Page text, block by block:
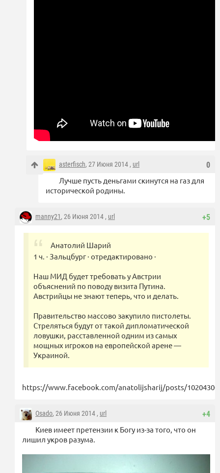
0
asterfisch, 27 Июня 2014 , url
Лучше пусть деньгами скинутся на газ для
исторической родины.
+5
manny21, 26 Июня 2014 , url
Анатолий Шарий
1 ч. · Зальцбург · отредактировано ·
Наш МИД будет требовать у Австрии
объяснений по поводу визита Путина.
Австрийцы не знают теперь, что и делать.
Правительство массово закупило пистолеты.
Стреляться будут от такой дипломатической
ловушки, расставленной одним из самых
мощных игроков на европейской арене —
Украиной.
https://www.facebook.com/anatolijsharij/posts/
+4
Osado, 26 Июня 2014 , url
Киев имеет претензии к Богу из-за того, что он
лишил укров разума.